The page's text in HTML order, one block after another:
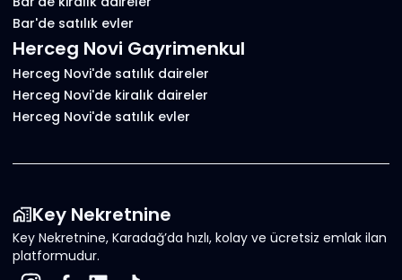
Bar'de satılık evler
Herceg Novi Gayrimenkul
Herceg Novi'de satılık daireler
Herceg Novi'de kiralık daireler
Herceg Novi'de satılık evler
Key Nekretnine
Key Nekretnine, Karadağ’da hızlı, kolay ve ücretsiz emlak ilan
platformudur.